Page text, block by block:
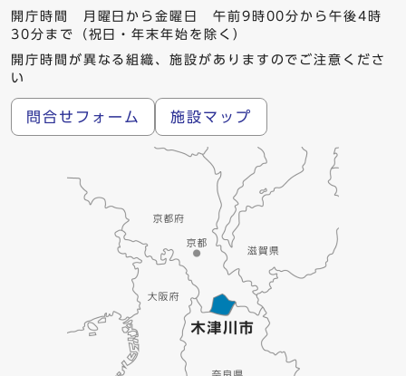
開庁時間 月曜日から金曜日 午前9時00分から午後4時
30分まで（祝日・年末年始を除く）
開庁時間が異なる組織、施設がありますのでご注意くださ
い
問合せフォーム 施設マップ